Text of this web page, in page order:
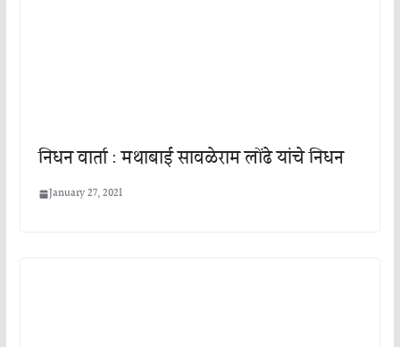
निधन वार्ता : मथाबाई सावळेराम लोंढे यांचे निधन
January 27, 2021